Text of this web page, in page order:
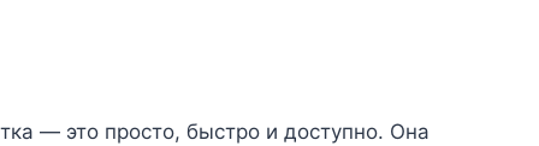
— это просто, быстро и доступно. Она